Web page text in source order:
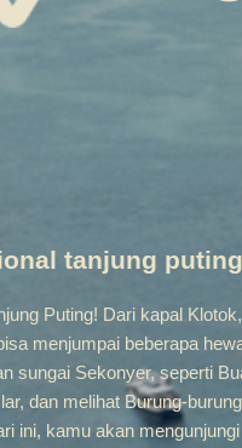
tanjung puting
Puting! Dari kapal
menjumpai beberapa
sungai Sekonyer, seperti
dan melihat Burung-burung
ini, kamu akan mengunjungi